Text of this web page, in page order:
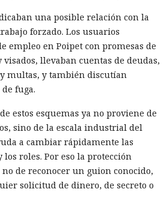
una posible relación con la
forzado. Los usuarios
empleo en Poipet con promesas de
llevaban cuentas de deudas,
multas, y también discutían
fuga.
estos esquemas ya no proviene de
sino de la escala industrial del
a cambiar rápidamente las
roles. Por eso la protección
de reconocer un guion conocido,
solicitud de dinero, de secreto o
Sol amenace con
mover un planeta
entero